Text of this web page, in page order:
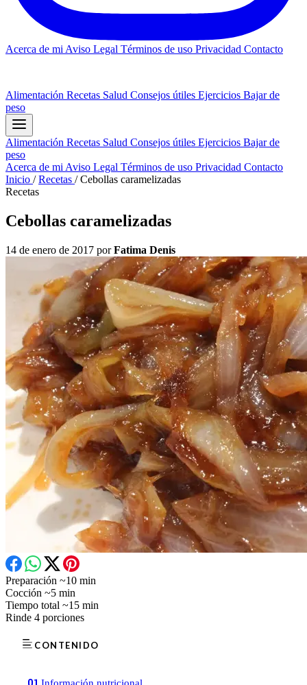
Acerca de mi Aviso Legal Términos de uso Privacidad Contacto
Alimentación Recetas Salud Consejos útiles Ejercicios Bajar de
peso
Alimentación Recetas Salud Consejos útiles Ejercicios Bajar de
peso
Acerca de mi Aviso Legal Términos de uso Privacidad Contacto
Inicio / Recetas / Cebollas caramelizadas
Recetas
Cebollas caramelizadas
14 de enero de 2017 porFatima Denis
Preparación ~10 min
Cocción ~5 min
Tiempo total ~15 min
Rinde 4 porciones
CONTENIDO